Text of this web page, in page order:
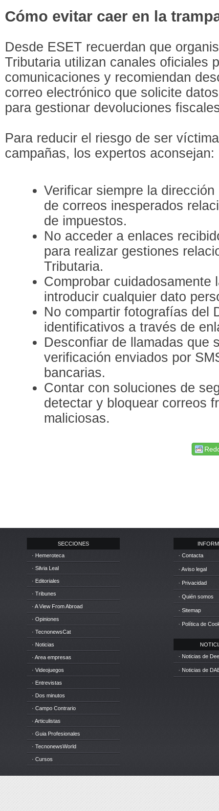
Cómo evitar caer en la
Desde ESET recuerdan que
Tributaria utilizan canales oficiales
comunicaciones y recomiendan
correo electrónico que solicite
para gestionar devoluciones
Para reducir el riesgo de ser
campañas, los expertos aconsejan:
Verificar siempre la
de correos inesperados
de impuestos.
No acceder a enlaces
para realizar gestiones
Tributaria.
Comprobar cuidadosamente
introducir cualquier dato
No compartir fotografías del
identificativos a través de
Desconfiar de llamadas que
verificación enviados por
bancarias.
Contar con soluciones de
detectar y bloquear correos
maliciosas.
SECCIONES
· Hemeroteca
· Silvia Leal
· Editoriales
· Tribunes
· A View From Abroad
· Opiniones
· TecnonewsCat
· Noticias
· Area empresas
· Videojuegos
· Entrevistas
· Dos minutos
· Campo Contrario
· Articulistas
· Guia Profesionales
· TecnonewsWorld
· Cursos
· Contacta
· Aviso legal
· Privacidad
· Quién somos
· Sitemap
· Política de
· Noticias de
· Noticias de